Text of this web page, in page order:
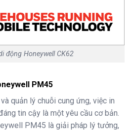
động Honeywell CK62
PM45
quản lý chuỗi cung ứng, việc in
tin cậy là một yêu cầu cơ bản.
PM45 là giải pháp lý tưởng,